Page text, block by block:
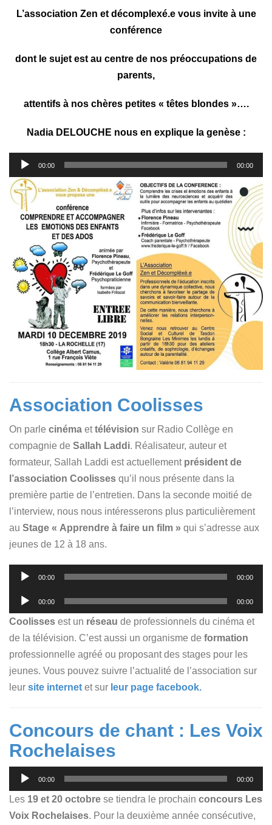
L’association Zen et décomplexé.e vous invite à une
conférence
dont le sujet est au centre de nos préoccupations de
parents,
attentifs à nos chères petites « têtes blondes »….
Nadia DELOUCHE nous en explique la genèse :
Lecteur
audio
00:00 00:00
Association Coolisses
On parle cinéma ettélévision sur Radio Collège en
compagnie de Sallah Laddi. Réalisateur, auteur et
formateur, Sallah Laddi est actuellement président de
l’association Coolisses qu’il nous présente dans la
première partie de l’entretien. Dans la seconde moitié de
l’interview, nous nous intéresserons plus particulièrement
au Stage « Apprendre à faire un film » qui s’adresse aux
jeunes de 12 à 18 ans.
Lecteur
audio
00:00 00:00
Lecteur
audio
00:00 00:00
Coolisses est un réseau de professionnels du cinéma et
de la télévision. C’est aussi un organisme de formation
professionnelle agréé ou proposant des stages pour les
jeunes. Vous pouvez suivre l’actualité de l’association sur
leur site internet et sur leur page facebook.
Concours de chant : Les Voix
Rochelaises
Lecteur
audio
00:00 00:00
Les 19 et 20 octobre se tiendra le prochain concours Les
Voix Rochelaises. Pour la deuxième année consécutive,